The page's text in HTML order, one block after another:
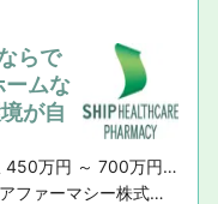
らで
ームな
が自
◆月給 300,000円 ～ ◆想定年収 450万円 ～ 700万円 ※ご経験や前職の給与を考慮の上、決定いたします。 ◆昇給・賞与 ・昇給： あり ・賞与： あり（年2回）
泉中央調剤薬局（シップヘルスケアファーマシー株式会社）